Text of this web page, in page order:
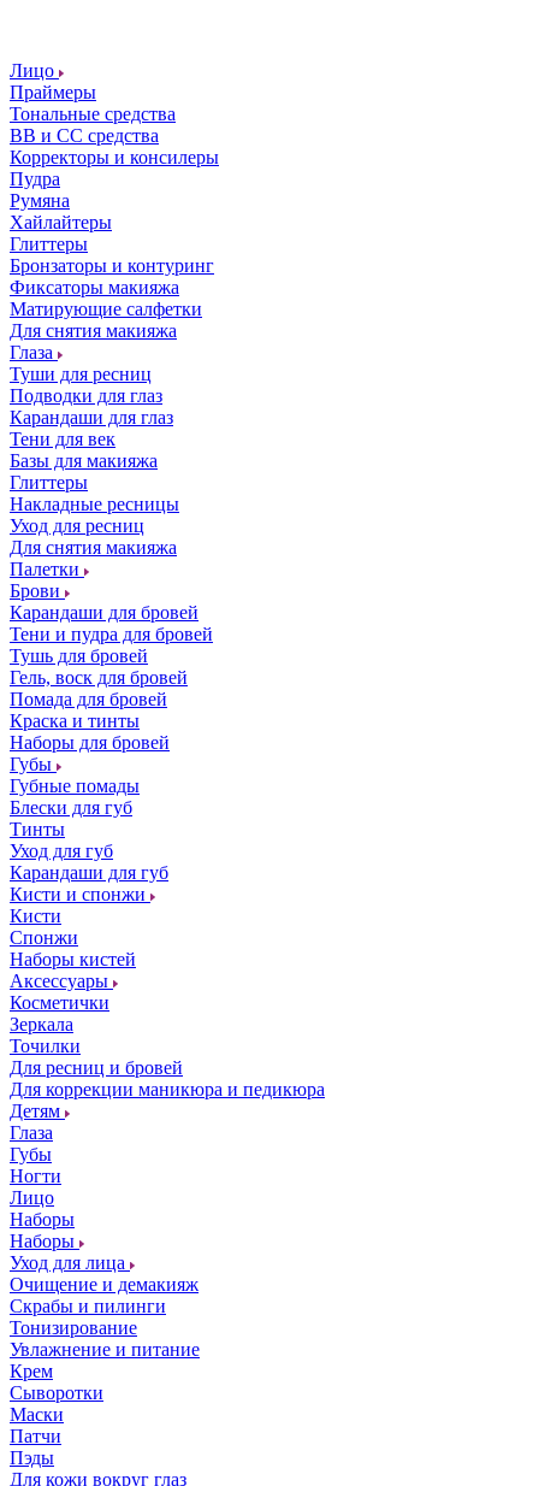
Лицо
Праймеры
Тональные средства
ВВ и СС средства
Корректоры и консилеры
Пудра
Румяна
Хайлайтеры
Глиттеры
Бронзаторы и контуринг
Фиксаторы макияжа
Матирующие салфетки
Для снятия макияжа
Глаза
Туши для ресниц
Подводки для глаз
Карандаши для глаз
Тени для век
Базы для макияжа
Глиттеры
Накладные ресницы
Уход для ресниц
Для снятия макияжа
Палетки
Брови
Карандаши для бровей
Тени и пудра для бровей
Тушь для бровей
Гель, воск для бровей
Помада для бровей
Краска и тинты
Наборы для бровей
Губы
Губные помады
Блески для губ
Тинты
Уход для губ
Карандаши для губ
Кисти и спонжи
Кисти
Спонжи
Наборы кистей
Аксессуары
Косметички
Зеркала
Точилки
Для ресниц и бровей
Для коррекции маникюра и педикюра
Детям
Глаза
Губы
Ногти
Лицо
Наборы
Наборы
Уход для лица
Очищение и демакияж
Скрабы и пилинги
Тонизирование
Увлажнение и питание
Крем
Сыворотки
Маски
Патчи
Пэды
Для кожи вокруг глаз